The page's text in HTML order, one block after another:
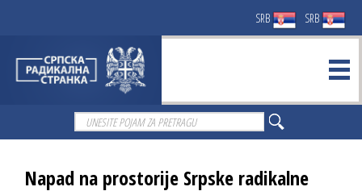
SRB SRB
Napad na prostorije Srpske radikalne